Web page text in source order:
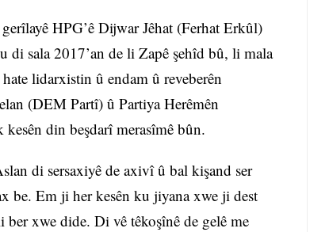
HPG’ê Dijwar Jêhat (Ferhat Erkûl)
di sala 2017’an de li Zapê şehîd bû, li mala
lidarxistin û endam û reveberên
(DEM Partî) û Partiya Herêmên
din beşdarî merasîmê bûn.
di sersaxiyê de axivî û bal kişand ser
be. Em ji her kesên ku jiyana xwe ji dest
xwe dide. Di vê têkoşînê de gelê me